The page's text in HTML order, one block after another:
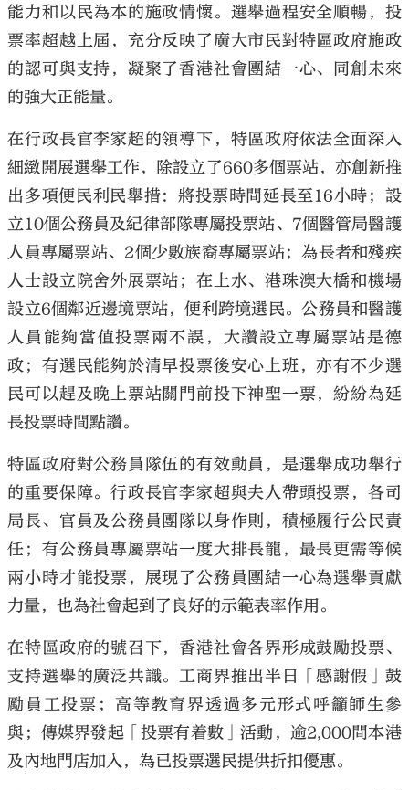
能力和以民為本的施政情懷。選舉過程安全順暢，投
票率超越上屆，充分反映了廣大市民對特區政府施政
的認可與支持，凝聚了香港社會團結一心、同創未來
的強大正能量。
在行政長官李家超的領導下，特區政府依法全面深入
細緻開展選舉工作，除設立了660多個票站，亦創新推
出多項便民利民舉措：將投票時間延長至16小時；設
立10個公務員及紀律部隊專屬投票站、7個醫管局醫護
人員專屬票站、2個少數族裔專屬票站；為長者和殘疾
人士設立院舍外展票站；在上水、港珠澳大橋和機場
設立6個鄰近邊境票站，便利跨境選民。公務員和醫護
人員能夠當值投票兩不誤，大讚設立專屬票站是德
政；有選民能夠於清早投票後安心上班，亦有不少選
民可以趕及晚上票站關門前投下神聖一票，紛紛為延
長投票時間點讚。
特區政府對公務員隊伍的有效動員，是選舉成功舉行
的重要保障。行政長官李家超與夫人帶頭投票，各司
局長、官員及公務員團隊以身作則，積極履行公民責
任；有公務員專屬票站一度大排長龍，最長更需等候
兩小時才能投票，展現了公務員團結一心為選舉貢獻
力量，也為社會起到了良好的示範表率作用。
在特區政府的號召下，香港社會各界形成鼓勵投票、
支持選舉的廣泛共識。工商界推出半日「感謝假」鼓
勵員工投票；高等教育界透過多元形式呼籲師生參
與；傳媒界發起「投票有着數」活動，逾2,000間本港
及內地門店加入，為已投票選民提供折扣優惠。